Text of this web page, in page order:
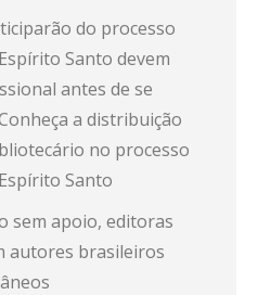
do processo
Santo devem
antes de se
a distribuição
no processo
Santo
sem apoio, editoras
autores brasileiros